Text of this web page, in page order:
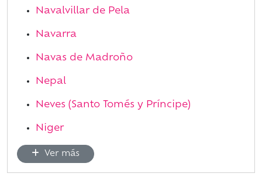
Navalvillar de Pela
Navarra
Navas de Madroño
Nepal
Neves (Santo Tomés y Príncipe)
Niger
Ver más